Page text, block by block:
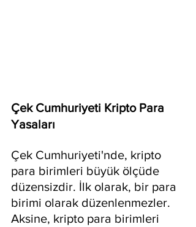
Çek Cumhuriyeti Kripto Para
Yasaları
Çek Cumhuriyeti'nde, kripto
para birimleri büyük ölçüde
düzensizdir. İlk olarak, bir para
birimi olarak düzenlenmezler.
Aksine, kripto para birimleri